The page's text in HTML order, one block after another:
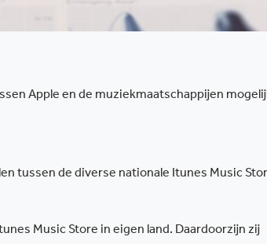
Apple en de muziekmaatschappijen
tussen de diverse nationale Itunes Music
Music Store in eigen land. Daardoorzijn zij